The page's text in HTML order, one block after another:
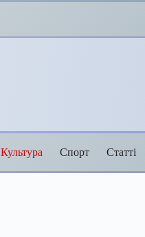
Культура Спорт Статті